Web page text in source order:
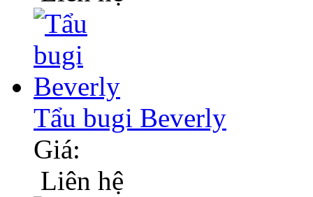
Tẩu bugi Beverly
Giá:
Liên hệ